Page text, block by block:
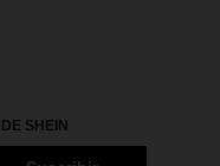
SHEIN